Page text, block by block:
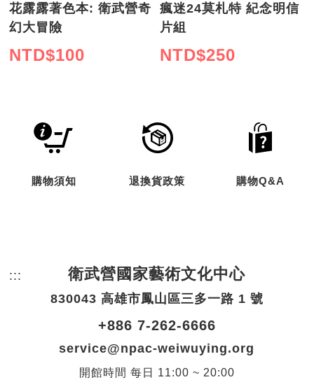
花露露著色本: 衛武營奇
幻大冒險
NTD$100
瘋迷24莫札特 紀念明信
片組
NTD$250
購物須知 退換貨政策 購物Q&A
::: 頁尾網站資訊。
衛武營國家藝術文化中心
830043 高雄市鳳山區三多一路 1 號
+886 7-262-6666
service@npac-weiwuying.org
開館時間 每日 11:00 ~ 20:00